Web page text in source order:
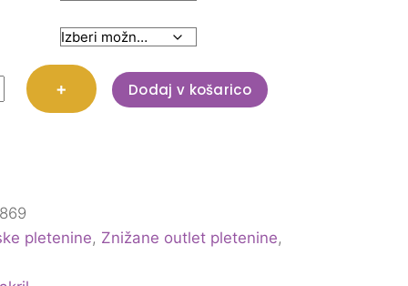
+ Dodaj v košarico
pletenine, Znižane outlet pletenine,